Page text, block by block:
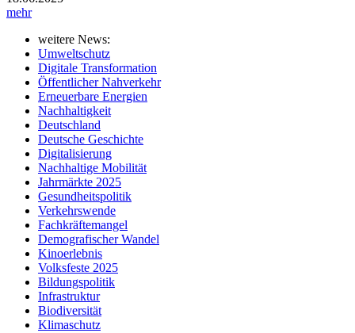
mehr
weitere News:
Umweltschutz
Digitale Transformation
Öffentlicher Nahverkehr
Erneuerbare Energien
Nachhaltigkeit
Deutschland
Deutsche Geschichte
Digitalisierung
Nachhaltige Mobilität
Jahrmärkte 2025
Gesundheitspolitik
Verkehrswende
Fachkräftemangel
Demografischer Wandel
Kinoerlebnis
Volksfeste 2025
Bildungspolitik
Infrastruktur
Biodiversität
Klimaschutz